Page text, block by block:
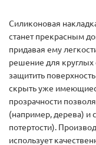
Силиконовая
станет прекрасным
придавая ему
решение для
защитить
скрыть уже
прозрачности
(например, дерева) и
потертости).
использует